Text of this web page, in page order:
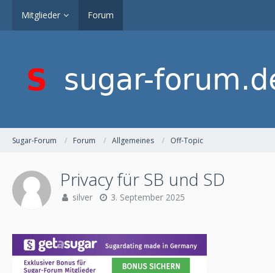
Mitglieder Forum
Sugar-Forum Forum Allgemeines Off-Topic
Privacy für SB und SD
silver 3. September 2025